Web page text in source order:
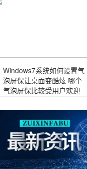
Windows7系统如何设置气
泡屏保让桌面变酷炫 哪个
气泡屏保比较受用户欢迎